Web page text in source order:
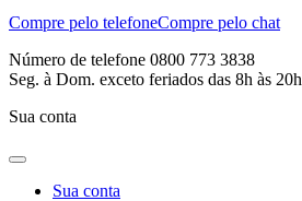
Compre pelo telefoneCompre pelo chat
Número de telefone 0800 773 3838
Seg. à Dom. exceto feriados das 8h às 20h
Sua conta
Sua conta